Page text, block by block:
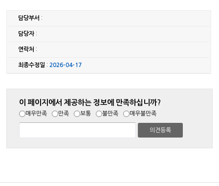
담당부서 :
담당자:
연락처 :
최종수정일 : 2026-04-17
이 페이지에서 제공하는 정보에 만족하십니까?
매우만족 만족 보통 불만족 매우불만족